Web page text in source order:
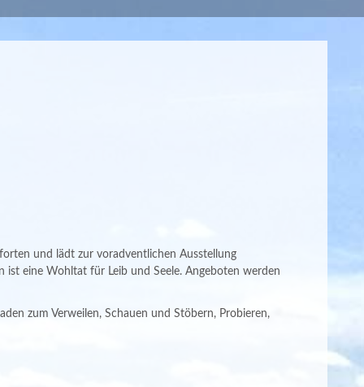
und lädt zur voradventlichen Ausstellung
ist eine Wohltat für Leib und Seele. Angeboten werden
zum Verweilen, Schauen und Stöbern, Probieren,